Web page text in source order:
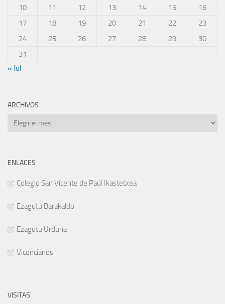
10
11 12 13 14 15
16
17
18 19 20 21 22
23
24
25 26 27 28 29
30
31
« Jul
ARCHIVOS
Archivos
ENLACES
Colegio San Vicente de Paúl Ikastetxea
Ezagutu Barakaldo
Ezagutu Urduna
Vicencianos
VISITAS: